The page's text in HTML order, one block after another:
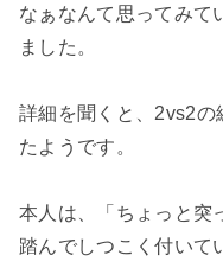
なぁなんて思ってみて
ました。
詳細を聞くと、2vs2の
たようです。
本人は、「ちょっと突
踏んでしつこく付いて